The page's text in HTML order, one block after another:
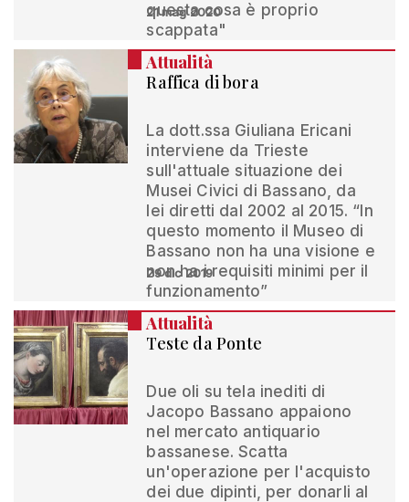
questa cosa è proprio
scappata"
21 mag 2020
Attualità
Raffica di bora
La dott.ssa Giuliana Ericani
interviene da Trieste
sull'attuale situazione dei
Musei Civici di Bassano, da
lei diretti dal 2002 al 2015. “In
questo momento il Museo di
Bassano non ha una visione e
non ha i requisiti minimi per il
funzionamento”
29 dic 2019
Attualità
Teste da Ponte
Due oli su tela inediti di
Jacopo Bassano appaiono
nel mercato antiquario
bassanese. Scatta
un'operazione per l'acquisto
dei due dipinti, per donarli al